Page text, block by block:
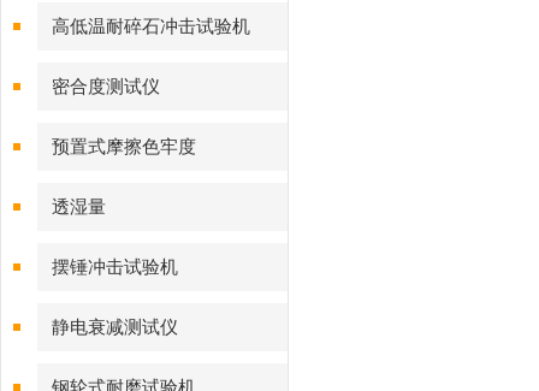
高低温耐碎石冲击试验机
密合度测试仪
预置式摩擦色牢度
透湿量
摆锤冲击试验机
静电衰减测试仪